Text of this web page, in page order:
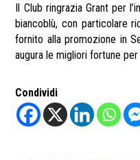
Il Club ringrazia Grant per
biancoblù, con particolare
fornito alla promozione in
augura le migliori fortune
Condividi